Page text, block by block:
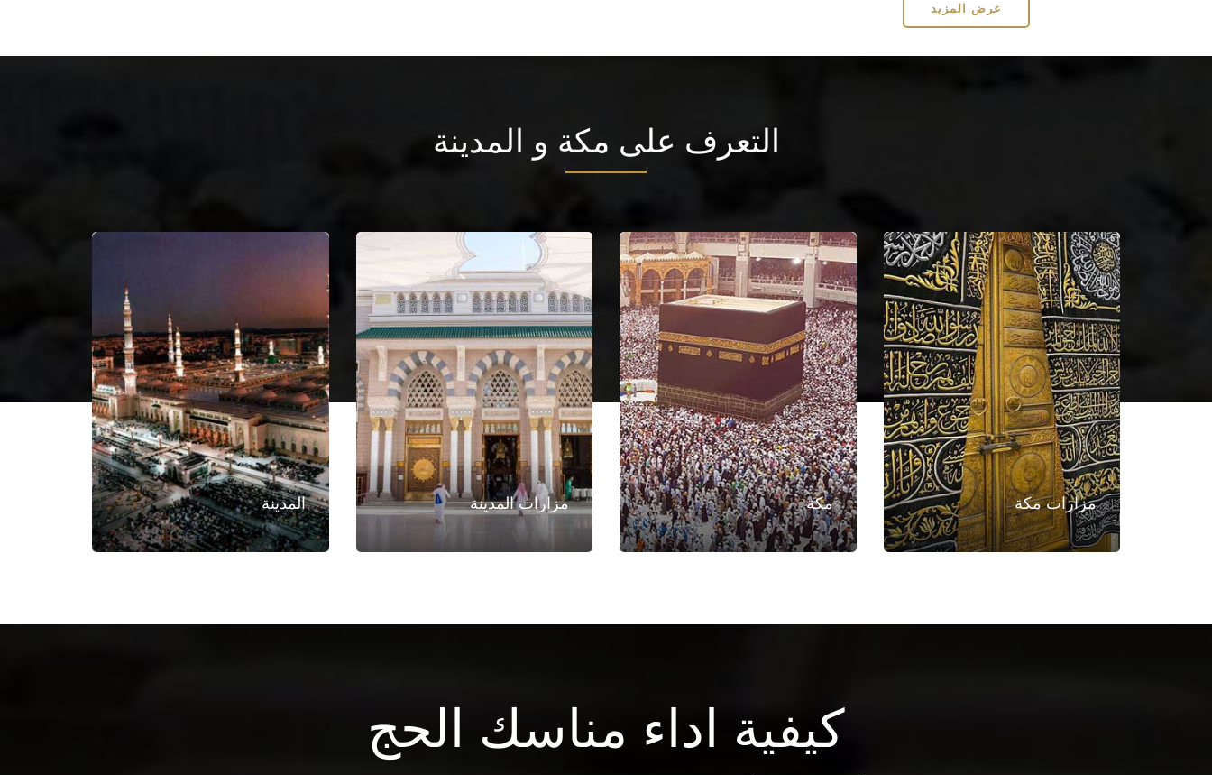
عرض المزيد
التعرف على مكة و المدينة
مزارات مكة مكة مزارات المدينة المدينة
كيفية اداء مناسك الحج